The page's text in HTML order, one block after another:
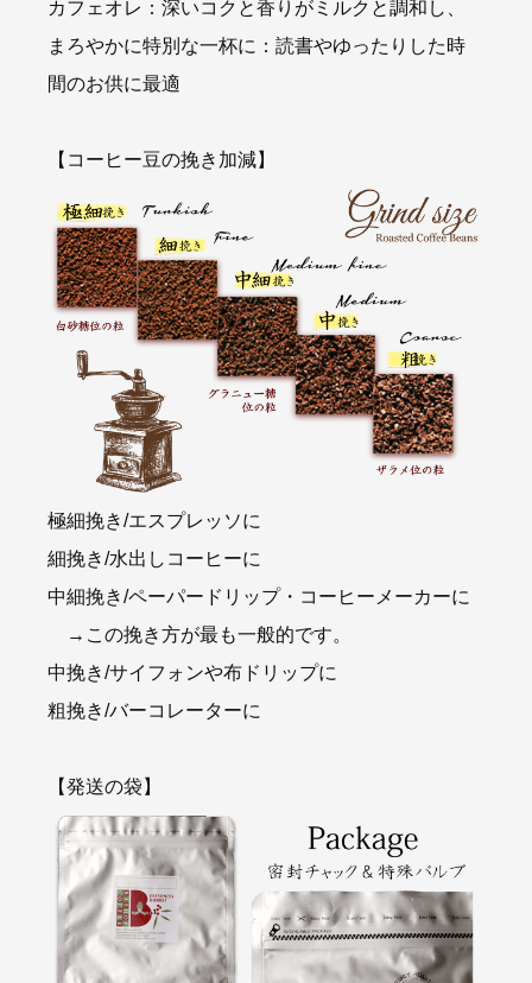
カフェオレ：深いコクと香りがミルクと調和し、
まろやかに特別な一杯に：読書やゆったりした時
間のお供に最適
【コーヒー豆の挽き加減】
極細挽き/エスプレッソに
細挽き/水出しコーヒーに
中細挽き/ペーパードリップ・コーヒーメーカーに
→この挽き方が最も一般的です。
中挽き/サイフォンや布ドリップに
粗挽き/バーコレーターに
【発送の袋】